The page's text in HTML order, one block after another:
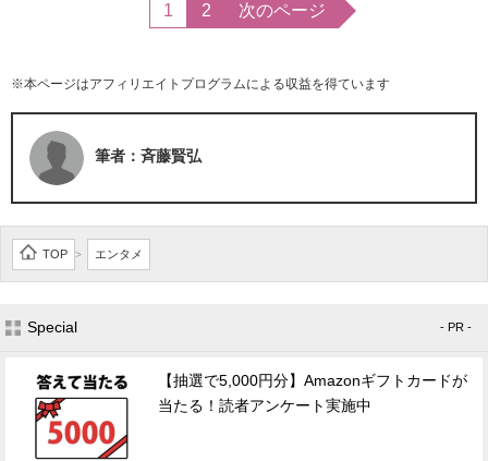
1 2 次のページ
※本ページはアフィリエイトプログラムによる収益を得ています
筆者：斉藤賢弘
TOP > エンタメ
Special - PR -
【抽選で5,000円分】Amazonギフトカードが
当たる！読者アンケート実施中